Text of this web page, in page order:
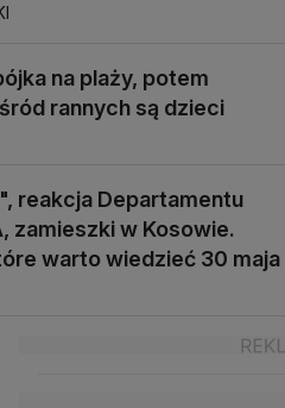
na plaży, potem
rannych są dzieci
reakcja Departamentu
zamieszki w Kosowie.
warto wiedzieć 30 maja